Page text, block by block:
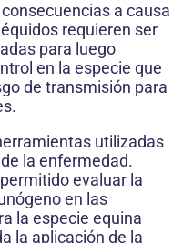
a causa
requieren ser
para luego
en la especie que
de transmisión para
utilizadas
la enfermedad.
evaluar la
en las
la especie equina
la aplicación de la